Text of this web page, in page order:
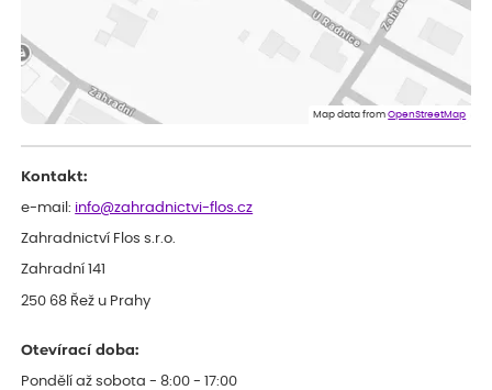
ověřený nákup
Dobrý den, byli jsme spokojeni
Eshop, objednání bylo v pořádku, žádný problém. Jen jsem byla
smutná z dodávky jedné kytky, která nebyla v nejlepší kondici a i
Map data fromOpenStreetMap
Kontakt:
e-mail: info@zahradnictvi-flos.cz
Zahradnictví Flos s.r.o.
Zahradní 141
250 68 Řež u Prahy
Otevírací doba:
Pondělí až sobota - 8:00 - 17:00